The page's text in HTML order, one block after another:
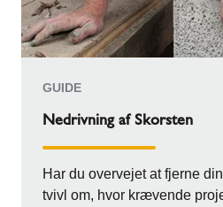
GUIDE
Nedrivning af Skorsten
Har du overvejet at fjerne
tvivl om, hvor krævende